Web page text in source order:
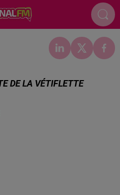
DE LA VÉTIFLETTE